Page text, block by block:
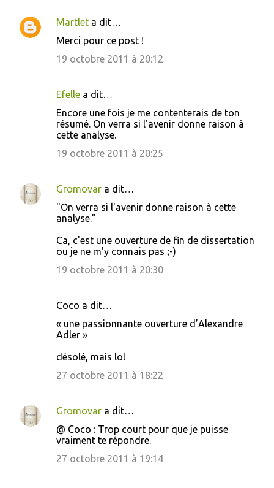
r
e
Martlet a dit…
Merci pour ce post !
19 octobre 2011 à 20:12
Efelle a dit…
Encore une fois je me contenterais de ton
résumé. On verra si l'avenir donne raison à
cette analyse.
19 octobre 2011 à 20:25
Gromovar a dit…
"On verra si l'avenir donne raison à cette
analyse."
Ca, c'est une ouverture de fin de dissertation
ou je ne m'y connais pas ;-)
19 octobre 2011 à 20:30
Coco a dit…
« une passionnante ouverture d’Alexandre
Adler »
désolé, mais lol
27 octobre 2011 à 18:22
Gromovar a dit…
@ Coco : Trop court pour que je puisse
vraiment te répondre.
27 octobre 2011 à 19:14